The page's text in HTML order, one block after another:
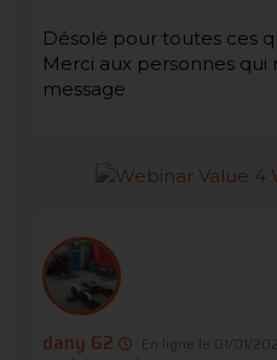
Désolé pour toutes ces
Merci aux personnes
message
dany 62 En ligne le 01/01/